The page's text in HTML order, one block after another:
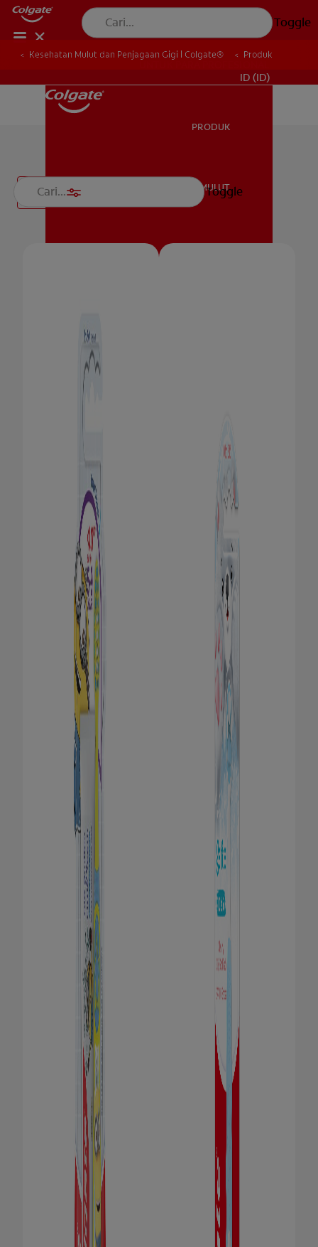
Toggle
ID (ID)
PRODUK
KESEHATAN MULUT
Toggle
Kesehatan Mulut dan Penjagaan Gigi | Colgate® Produk
Filter